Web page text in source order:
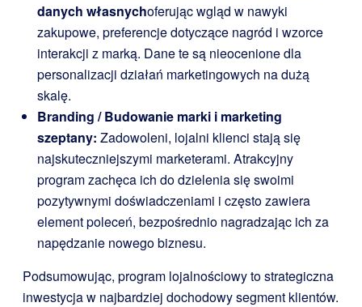
danych własnychoferując wgląd w nawyki
zakupowe, preferencje dotyczące nagród i wzorce
interakcji z marką. Dane te są nieocenione dla
personalizacji działań marketingowych na dużą
skalę.
Branding / Budowanie marki i marketing
szeptany: Zadowoleni, lojalni klienci stają się
najskuteczniejszymi marketerami. Atrakcyjny
program zachęca ich do dzielenia się swoimi
pozytywnymi doświadczeniami i często zawiera
element poleceń, bezpośrednio nagradzając ich za
napędzanie nowego biznesu.
Podsumowując, program lojalnościowy to strategiczna
inwestycja w najbardziej dochodowy segment klientów.